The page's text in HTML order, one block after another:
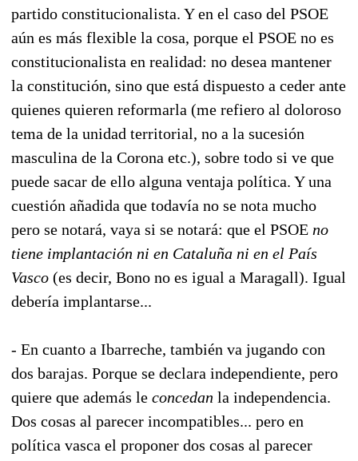
partido constitucionalista. Y en el caso del PSOE
aún es más flexible la cosa, porque el PSOE no es
constitucionalista en realidad: no desea mantener
la constitución, sino que está dispuesto a ceder ante
quienes quieren reformarla (me refiero al doloroso
tema de la unidad territorial, no a la sucesión
masculina de la Corona etc.), sobre todo si ve que
puede sacar de ello alguna ventaja política. Y una
cuestión añadida que todavía no se nota mucho
pero se notará, vaya si se notará: que el PSOE no
tiene implantación ni en Cataluña ni en el País
Vasco (es decir, Bono no es igual a Maragall). Igual
debería implantarse...
- En cuanto a Ibarreche, también va jugando con
dos barajas. Porque se declara independiente, pero
quiere que además le concedan la independencia.
Dos cosas al parecer incompatibles... pero en
política vasca el proponer dos cosas al parecer